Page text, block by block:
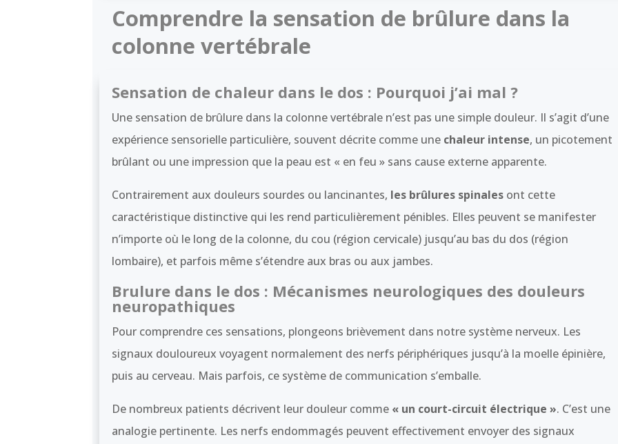
Comprendre la sensation de brûlure dans la
colonne vertébrale
Sensation de chaleur dans le dos : Pourquoi j’ai mal ?
Une sensation de brûlure dans la colonne vertébrale n’est pas une simple douleur. Il s’agit d’une
expérience sensorielle particulière, souvent décrite comme une chaleur intense, un picotement
brûlant ou une impression que la peau est « en feu » sans cause externe apparente.
Contrairement aux douleurs sourdes ou lancinantes, les brûlures spinales ont cette
caractéristique distinctive qui les rend particulièrement pénibles. Elles peuvent se manifester
n’importe où le long de la colonne, du cou (région cervicale) jusqu’au bas du dos (région
lombaire), et parfois même s’étendre aux bras ou aux jambes.
Brulure dans le dos : Mécanismes neurologiques des douleurs
neuropathiques
Pour comprendre ces sensations, plongeons brièvement dans notre système nerveux. Les
signaux douloureux voyagent normalement des nerfs périphériques jusqu’à la moelle épinière,
puis au cerveau. Mais parfois, ce système de communication s’emballe.
De nombreux patients décrivent leur douleur comme « un court-circuit électrique ». C’est une
analogie pertinente. Les nerfs endommagés peuvent effectivement envoyer des signaux